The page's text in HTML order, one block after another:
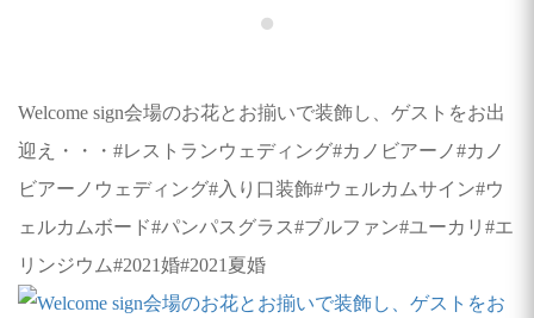
Welcome sign会場のお花とお揃いで装飾し、ゲストをお出
迎え・・・#レストランウェディング#カノビアーノ#カノ
ビアーノウェディング#入り口装飾#ウェルカムサイン#ウ
ェルカムボード#パンパスグラス#ブルファン#ユーカリ#エ
リンジウム#2021婚#2021夏婚